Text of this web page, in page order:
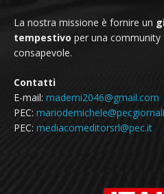
La nostra missione è fornire un
tempestivo per una
consapevole.
Contatti
E-mail: mademi2046@gmail.com
PEC:
PEC: mediacomeditorsrl@pec.it